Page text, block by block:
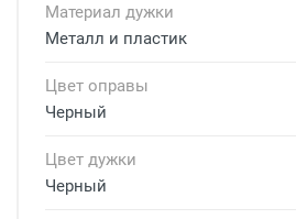
Материал дужки
Металл и пластик
Цвет оправы
Черный
Цвет дужки
Черный